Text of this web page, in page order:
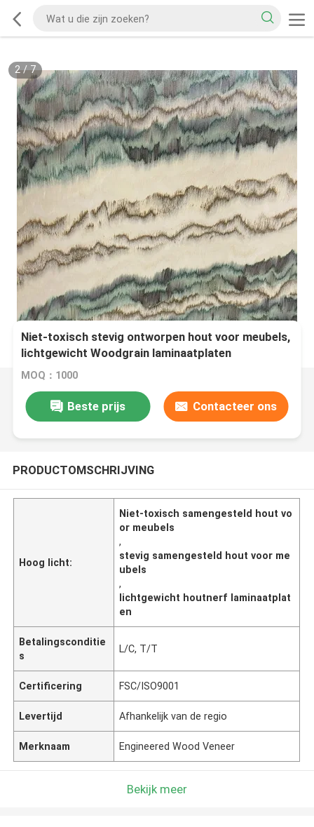
2/7
Niet-toxisch stevig ontworpen hout voor meubels,
lichtgewicht Woodgrain laminaatplaten
MOQ：1000
Beste prijs Contacteer ons
PRODUCTOMSCHRIJVING
Hoog licht:
Niet-toxisch samengesteld hout vo
or meubels
,
stevig samengesteld hout voor me
ubels
,
lichtgewicht houtnerf laminaatplat
en
Betalingsconditie
s
L/C, T/T
Certificering FSC/ISO9001
Levertijd Afhankelijk van de regio
Merknaam Engineered Wood Veneer
Bekijk meer